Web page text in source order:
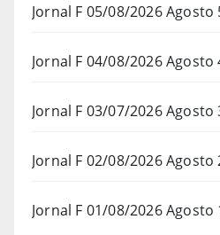
Jornal F 05/08/2026Agosto
Jornal F 04/08/2026Agosto
Jornal F 03/07/2026Agosto
Jornal F 02/08/2026Agosto
Jornal F 01/08/2026Agosto